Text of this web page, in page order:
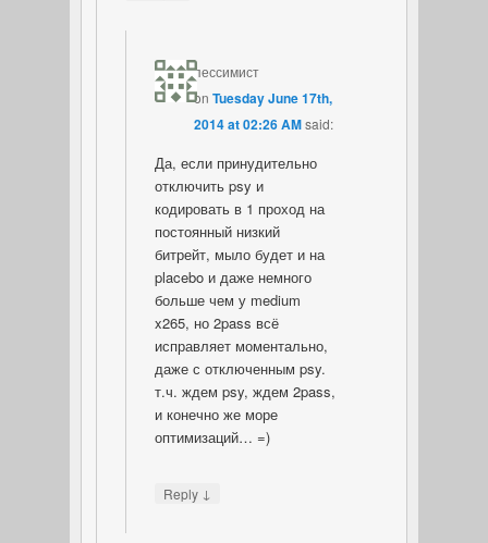
пессимист
onTuesday June 17th,
2014 at 02:26 AMsaid:
Да, если принудительно
отключить psy и
кодировать в 1 проход на
постоянный низкий
битрейт, мыло будет и на
placebo и даже немного
больше чем у medium
x265, но 2pass всё
исправляет моментально,
даже с отключенным psy.
т.ч. ждем psy, ждем 2pass,
и конечно же море
оптимизаций… =)
Reply ↓